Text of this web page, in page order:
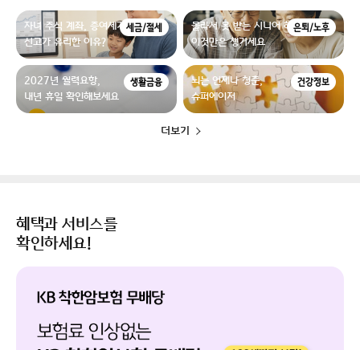
세금/절세
자녀 주식 계좌, 증여세가 없더라도
신고가 유리한 이유?
은퇴/노후
몰라서 못 받는 시니어 혜택,
이것만은 챙기세요
생활금융
2027년 월력요항,
내년 휴일 확인해보세요
건강정보
뇌는 언제나 청춘,
슈퍼에이저
더보기
혜택과 서비스를
확인하세요!